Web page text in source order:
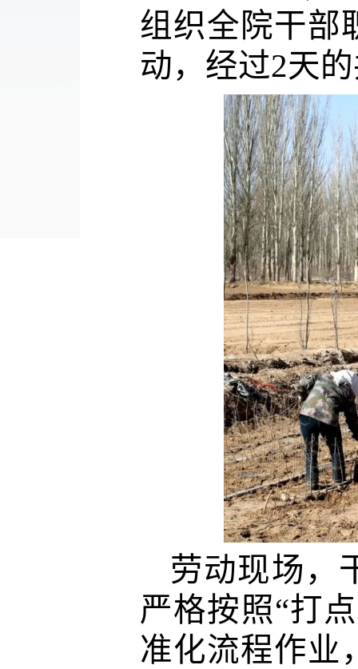
组织全院干部
动，经过2天的
劳动现场，
严格按照“打
准化流程作业